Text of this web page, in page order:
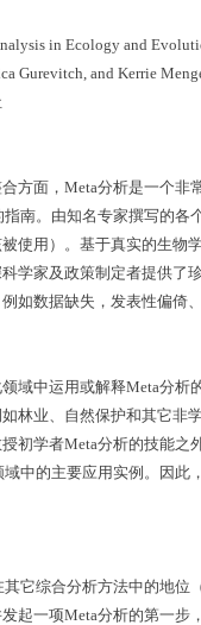
in Ecology and
Gurevitch, and Kerrie
方面，Meta分析是一个
南。由知名专家撰写的
被使用）。基于真实的生
学家及政策制定者提供了
如数据缺失，发表性偏倚
域中运用或解释Meta分
林业、自然保护和其它非
初学者Meta分析的技能
中的主要应用实例。因
它综合分析方法中的地位
起一项Meta分析的第一步